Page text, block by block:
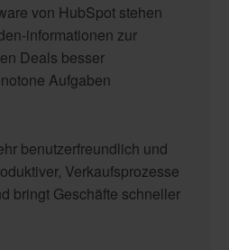
von HubSpot stehen
informationen zur
Deals besser
Aufgaben
benutzerfreundlich und
Verkaufsprozesse
bringt Geschäfte schneller